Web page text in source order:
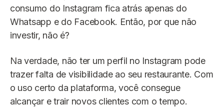
consumo do Instagram fica atrás apenas do
Whatsapp e do Facebook. Então, por que não
investir, não é?
Na verdade, não ter um perfil no Instagram pode
trazer falta de visibilidade ao seu restaurante. Com
o uso certo da plataforma, você consegue
alcançar e trair novos clientes com o tempo.